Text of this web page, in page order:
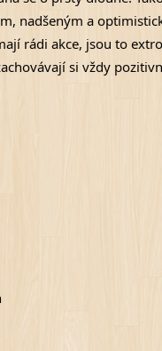
nadšeným a
rádi akce, jsou to
si vždy